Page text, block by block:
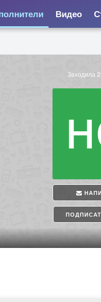
Видео
Заходила